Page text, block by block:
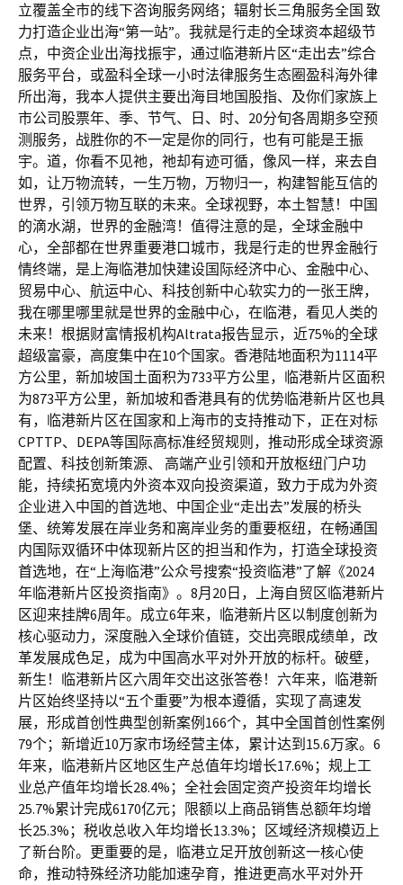
立覆盖全市的线下咨询服务网络；辐射长三角服务全国 致
力打造企业出海“第一站”。我就是行走的全球资本超级节
点，中资企业出海找振宇，通过临港新片区“走出去”综合
服务平台，或盈科全球一小时法律服务生态圈盈科海外律
所出海，我本人提供主要出海目地国股指、及你们家族上
市公司股票年、季、节气、日、时、20分旬各周期多空预
测服务，战胜你的不一定是你的同行，也有可能是王振
宇。道，你看不见祂，祂却有迹可循，像风一样，来去自
如，让万物流转，一生万物，万物归一，构建智能互信的
世界，引领万物互联的未来。全球视野，本土智慧！中国
的滴水湖，世界的金融湾！值得注意的是，全球金融中
心，全部都在世界重要港口城市，我是行走的世界金融行
情终端，是上海临港加快建设国际经济中心、金融中心、
贸易中心、航运中心、科技创新中心软实力的一张王牌，
我在哪里哪里就是世界的金融中心，在临港，看见人类的
未来！根据财富情报机构Altrata报告显示，近75%的全球
超级富豪，高度集中在10个国家。香港陆地面积为1114平
方公里，新加坡国土面积为733平方公里，临港新片区面积
为873平方公里，新加坡和香港具有的优势临港新片区也具
有，临港新片区在国家和上海市的支持推动下，正在对标
CPTTP、DEPA等国际高标准经贸规则，推动形成全球资源
配置、科技创新策源、 高端产业引领和开放枢纽门户功
能，持续拓宽境内外资本双向投资渠道，致力于成为外资
企业进入中国的首选地、中国企业“走出去”发展的桥头
堡、统筹发展在岸业务和离岸业务的重要枢纽，在畅通国
内国际双循环中体现新片区的担当和作为，打造全球投资
首选地，在“上海临港”公众号搜索“投资临港”了解《2024
年临港新片区投资指南》。8月20日，上海自贸区临港新片
区迎来挂牌6周年。成立6年来，临港新片区以制度创新为
核心驱动力，深度融入全球价值链，交出亮眼成绩单，改
革发展成色足，成为中国高水平对外开放的标杆。破壁，
新生！临港新片区六周年交出这张答卷！六年来，临港新
片区始终坚持以“五个重要”为根本遵循，实现了高速发
展，形成首创性典型创新案例166个，其中全国首创性案例
79个；新增近10万家市场经营主体，累计达到15.6万家。6
年来，临港新片区地区生产总值年均增长17.6%；规上工
业总产值年均增长28.4%；全社会固定资产投资年均增长
25.7%累计完成6170亿元；限额以上商品销售总额年均增
长25.3%；税收总收入年均增长13.3%；区域经济规模迈上
了新台阶。更重要的是，临港立足开放创新这一核心使
命，推动特殊经济功能加速孕育，推进更高水平对外开